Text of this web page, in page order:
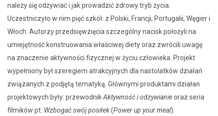
należy się odżywiać i jak prowadzić zdrowy tryb życia.
Uczestniczyło w nim pięć szkół: z Polski, Francji, Portugalii, Węgier i
Włoch. Autorzy przedsięwzięcia szczególny nacisk położyli na
umiejętność konstruowania właściwej diety oraz zwrócili uwagę
na znaczenie aktywności fizycznej w życiu człowieka. Projekt
wypełniony był szeregiem atrakcyjnych dla nastolatków działań
związanych z podjętą tematyką. Głównymi produktami działań
projektowych były: przewodnikAktywność i odżywianieoraz seria
filmików pt. Wzbogać swój posiłek(Power up your meal).